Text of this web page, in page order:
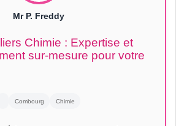
Mr P. Freddy
Chimie : Expertise et
sur-mesure pour votre
Combourg Chimie